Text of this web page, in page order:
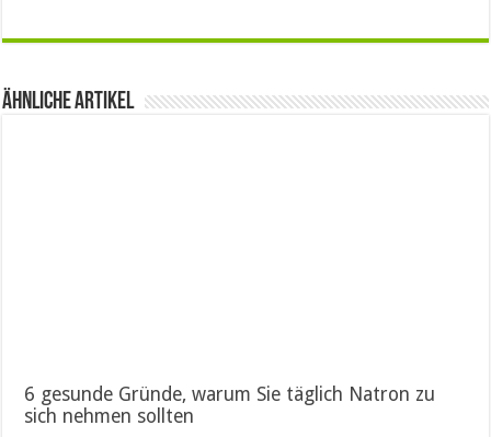
Ähnliche Artikel
6 gesunde Gründe, warum Sie täglich Natron zu
sich nehmen sollten